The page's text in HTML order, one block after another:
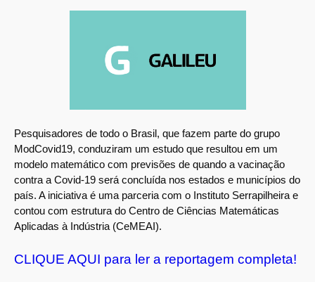
Pesquisadores de todo o Brasil, que fazem parte do grupo
ModCovid19, conduziram um estudo que resultou em um
modelo matemático com previsões de quando a vacinação
contra a Covid-19 será concluída nos estados e municípios do
país. A iniciativa é uma parceria com o Instituto Serrapilheira e
contou com estrutura do Centro de Ciências Matemáticas
Aplicadas à Indústria (CeMEAI).
CLIQUE AQUI para ler a reportagem completa!